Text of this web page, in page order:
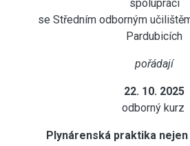
Plynárenská
spolupráci
se Středním odborným
Pardubicích
pořádají
22. 10. 2025
odborný kurz
Plynárenská praktika